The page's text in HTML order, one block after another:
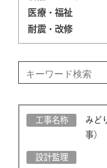
医療・福祉
耐震・改修
工事名称
みど
事）
設計監理